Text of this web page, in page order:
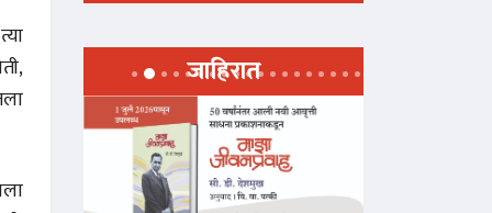
जाहिरात